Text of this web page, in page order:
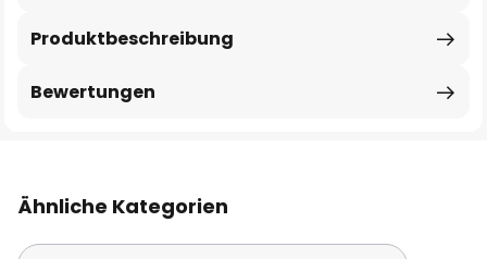
Produktbeschreibung
Bewertungen
Ähnliche Kategorien